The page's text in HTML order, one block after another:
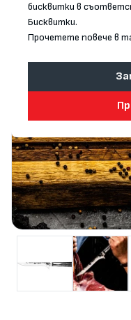
бисквитки в
Бисквитки.
Прочетете повече в